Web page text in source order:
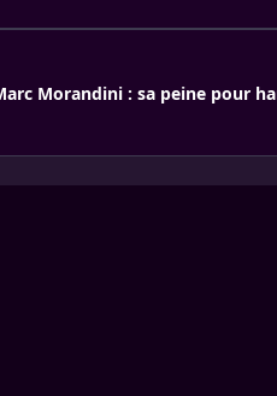
Morandini : sa peine pour